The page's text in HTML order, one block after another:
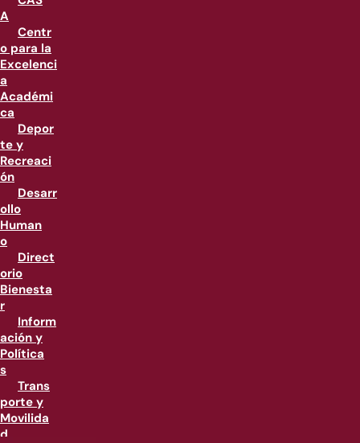
A
Centr
o para la
Excelenci
a
Académi
ca
Depor
te y
Recreaci
ón
Desarr
ollo
Human
o
Direct
orio
Bienesta
r
Inform
ación y
Política
s
Trans
porte y
Movilida
d